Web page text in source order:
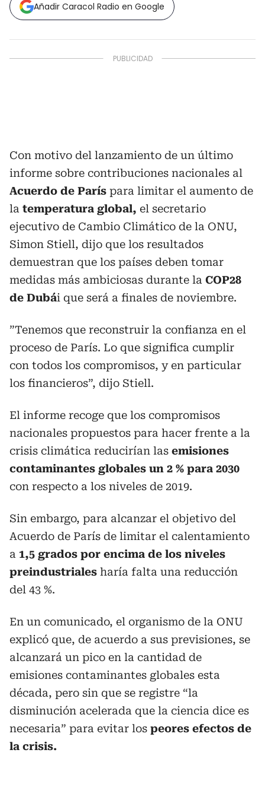
Añadir Caracol Radio en Google
Con motivo del lanzamiento de un último
informe sobre contribuciones nacionales al
Acuerdo de París para limitar el aumento de
la temperatura global, el secretario
ejecutivo de Cambio Climático de la ONU,
Simon Stiell, dijo que los resultados
demuestran que los países deben tomar
medidas más ambiciosas durante la COP28
de Dubái que será a finales de noviembre.
”Tenemos que reconstruir la confianza en el
proceso de París. Lo que significa cumplir
con todos los compromisos, y en particular
los financieros”, dijo Stiell.
El informe recoge que los compromisos
nacionales propuestos para hacer frente a la
crisis climática reducirían las emisiones
contaminantes globales un 2 % para 2030
con respecto a los niveles de 2019.
Sin embargo, para alcanzar el objetivo del
Acuerdo de París de limitar el calentamiento
a 1,5 grados por encima de los niveles
preindustriales haría falta una reducción
del 43 %.
En un comunicado, el organismo de la ONU
explicó que, de acuerdo a sus previsiones, se
alcanzará un pico en la cantidad de
emisiones contaminantes globales esta
década, pero sin que se registre “la
disminución acelerada que la ciencia dice es
necesaria” para evitar los peores efectos de
la crisis.